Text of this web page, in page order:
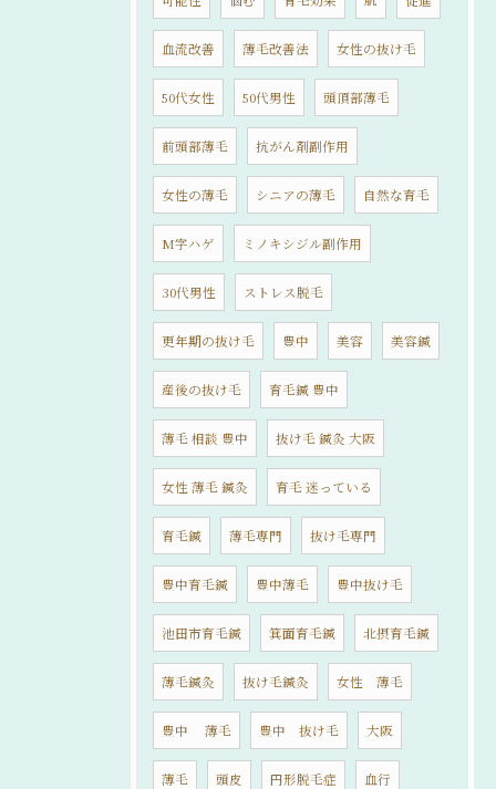
血流改善 薄毛改善法 女性の抜け毛
50代女性 50代男性 頭頂部薄毛
前頭部薄毛 抗がん剤副作用
女性の薄毛 シニアの薄毛 自然な育毛
M字ハゲ ミノキシジル副作用
30代男性 ストレス脱毛
更年期の抜け毛 豊中 美容 美容鍼
産後の抜け毛 育毛鍼 豊中
薄毛 相談 豊中 抜け毛 鍼灸 大阪
女性 薄毛 鍼灸 育毛 迷っている
育毛鍼 薄毛専門 抜け毛専門
豊中育毛鍼 豊中薄毛 豊中抜け毛
池田市育毛鍼 箕面育毛鍼 北摂育毛鍼
薄毛鍼灸 抜け毛鍼灸 女性 薄毛
豊中 薄毛 豊中 抜け毛 大阪
薄毛 頭皮 円形脱毛症 血行